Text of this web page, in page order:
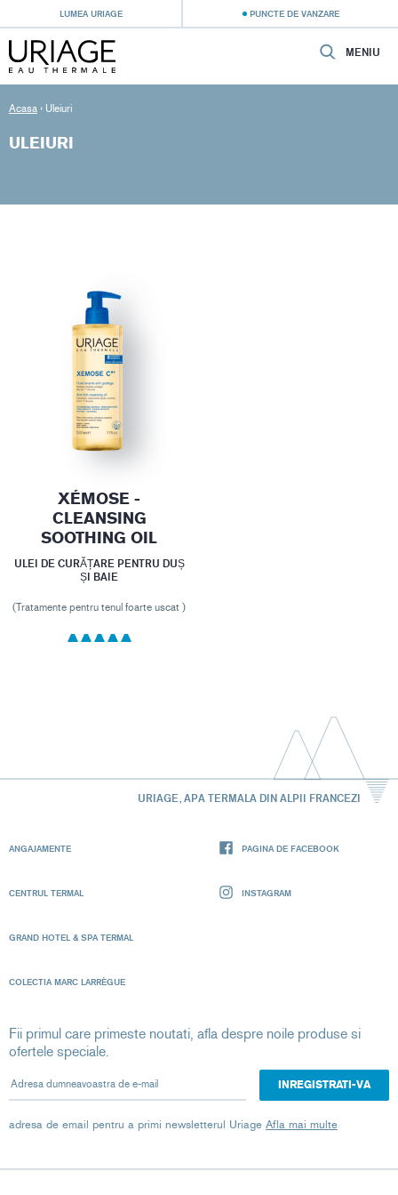
LUMEA URIAGE PUNCTE DE VANZARE
MENIU
Acasa › Uleiuri
ULEIURI
XÉMOSE -
CLEANSING
SOOTHING OIL
ULEI DE CURĂȚARE PENTRU DUȘ
ȘI BAIE
(Tratamente pentru tenul foarte uscat )
URIAGE, APA TERMALA DIN ALPII FRANCEZI
ANGAJAMENTE
CENTRUL TERMAL
GRAND HOTEL & SPA TERMAL
COLECTIA MARC LARRÈGUE
PAGINA DE FACEBOOK
INSTAGRAM
Fii primul care primeste noutati, afla despre noile produse si
ofertele speciale.
Adresa dumneavoastra de e-mail
adresa de email pentru a primi newsletterul Uriage Afla mai multe